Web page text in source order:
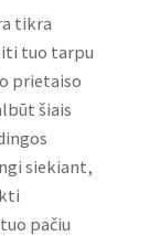
tikra
tuo tarpu
prietaiso
šiais
siekiant,
pačiu